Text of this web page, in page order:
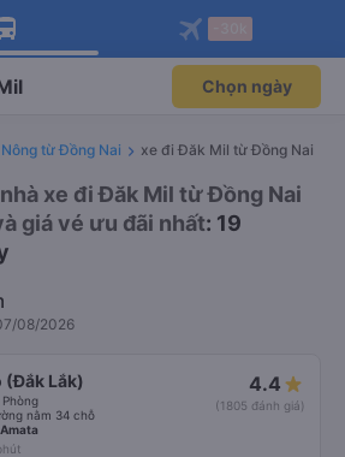
app Vexere ngay!
ưu đãi thành viên độc
Mở app
Vexere
khi đặt vé máy bay qua
Mở app
Chọn ngày
từ Đồng Nai xe đi Đăk Mil từ Đồng Nai
xe đi Đăk Mil từ Đồng Nai
giá vé ưu đãi nhất: 19
08/2026
(Đắk Lắk)
nằm 34 chỗ
4.4
(1805 đánh giá)